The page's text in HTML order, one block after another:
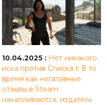
10.04.2025 : Нет никакого
иска против Списка I: В то
время как негативные
отзывы в Steam
накапливаются, издатель